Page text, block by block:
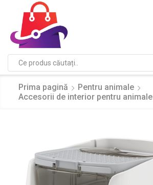
input
Prima pagină
Pentru animale
Accesorii de interior pentru animale